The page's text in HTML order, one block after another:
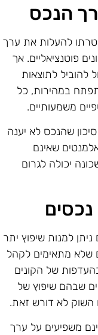
הנכס
להעלות את ערך
פוטנציאליים. אך
להוביל לתוצאות
במהירות, כל
משמעותיים.
שהנכס לא יענה
שאינם
יכולה לגרום
למנות שיפוץ יתר
שלא מתאימים לקהל
של הקונים
שבהם שיפוץ של
לא דורש זאת.
משפיעים על ערך